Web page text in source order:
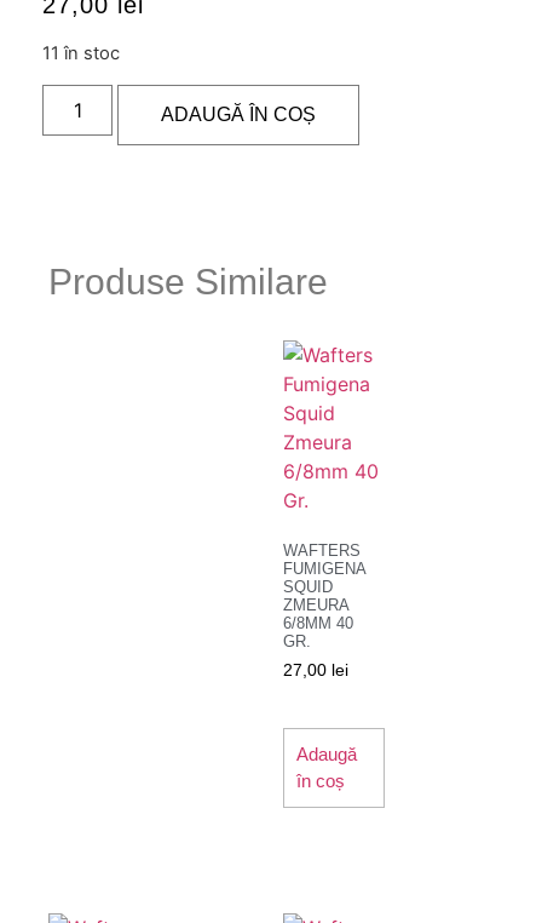
11 în stoc
ADAUGĂ ÎN COȘ
Produse Similare
WAFTERS
FUMIGENA
SQUID
ZMEURA
6/8MM 40
GR.
27,00 lei
Adaugă
în coș